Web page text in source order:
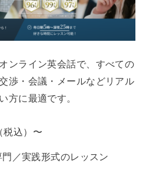
ンライン英会話で、すべての
渉・会議・メールなどリアル
方に最適です。
税込）〜
／実践形式のレッスン